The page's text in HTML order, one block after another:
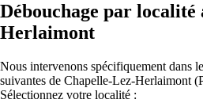
Débouchage par localité
Herlaimont
Nous intervenons spécifiquement dans
suivantes de Chapelle-Lez-Herlaimont
Sélectionnez votre localité :